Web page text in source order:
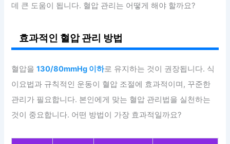
데 큰 도움이 됩니다. 혈압 관리는 어떻게 해야 할까요?
효과적인 혈압 관리 방법
혈압을130/80mmHg 이하로 유지하는 것이 권장됩니다. 식
이요법과 규칙적인 운동이 혈압 조절에 효과적이며, 꾸준한
관리가 필요합니다. 본인에게 맞는 혈압 관리법을 실천하는
것이 중요합니다. 어떤 방법이 가장 효과적일까요?